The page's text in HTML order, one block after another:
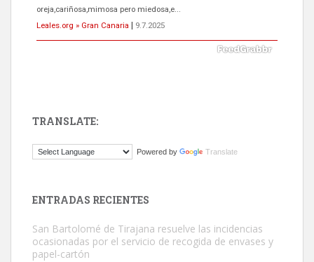
oreja,cariñosa,mimosa pero miedosa,e...
Leales.org » Gran Canaria
9.7.2025
El ayuntamiento se va a llevar a Los Gatos callejeros de la zona los
TRANSLATE:
Powered by Translate
ENTRADAS RECIENTES
San Bartolomé de Tirajana resuelve las incidencias
ocasionadas por el servicio de recogida de envases y
papel-cartón